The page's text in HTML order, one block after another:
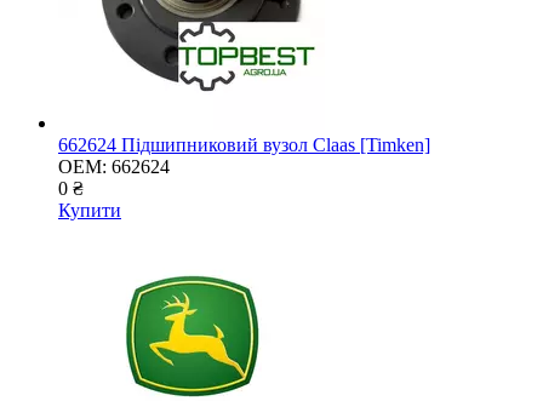
662624 Підшипниковий вузол Claas [Timken]
OEM: 662624
0 ₴
Купити